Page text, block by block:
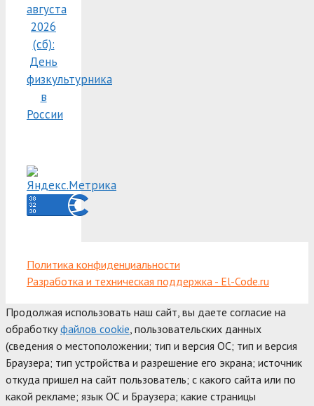
августа
2026
(сб):
День
физкультурника
в
России
Политика конфиденциальности
Разработка и техническая поддержка - El-Code.ru
Продолжая использовать наш сайт, вы даете согласие на
обработкуфайлов cookie , пользовательских данных
(сведения о местоположении; тип и версия ОС; тип и версия
Браузера; тип устройства и разрешение его экрана; источник
откуда пришел на сайт пользователь; с какого сайта или по
какой рекламе; язык ОС и Браузера; какие страницы